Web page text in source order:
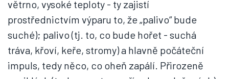
větrno, vysoké teploty - ty zajistí
prostřednictvím výparu to, že „palivo“ bude
suché); palivo (tj. to, co bude hořet - suchá
tráva, křoví, keře, stromy) a hlavně počáteční
impuls, tedy něco, co oheň zapálí. Přirozeně